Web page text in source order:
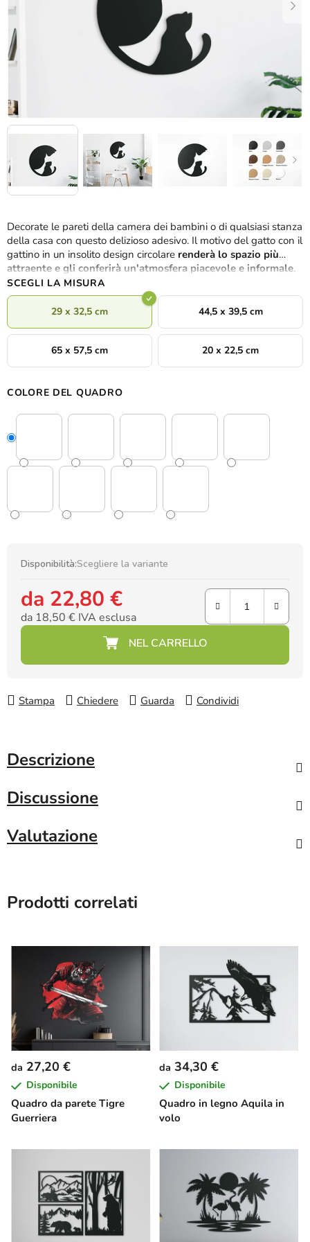
Decorate le pareti della camera dei bambini o di qualsiasi stanza
della casa con questo delizioso adesivo. Il motivo del gatto con il
gattino in un insolito design circolare renderà lo spazio più
attraente e gli conferirà un'atmosfera piacevole e informale.
SCEGLI LA MISURA
29 x 32,5 cm 44,5 x 39,5 cm
65 x 57,5 cm 20 x 22,5 cm
COLORE DEL QUADRO
Disponibilità:Scegliere la variante
da 22,80 €
da 18,50 € IVA esclusa
Prezzo della misura:
Stampa Chiedere Guarda Condividi
Descrizione
Discussione
Valutazione
Prodotti correlati
Quadro da parete Tigre
Guerriera
da 27,20 €
Disponibile
Quadro in legno Aquila in
volo
da 34,30 €
Disponibile